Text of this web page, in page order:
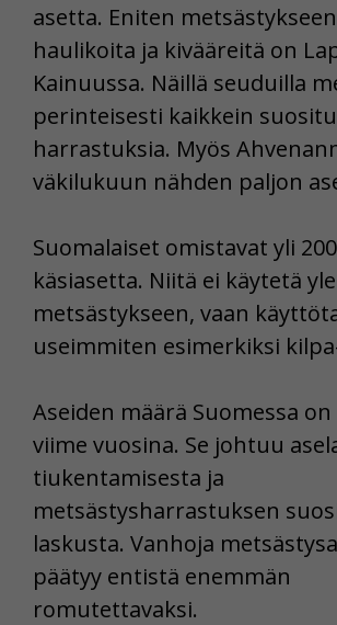
asetta. Eniten
haulikoita ja kivääreitä on
Kainuussa. Näillä seuduilla
perinteisesti kaikkein
harrastuksia. Myös
väkilukuun nähden paljon
Suomalaiset omistavat yli
käsiasetta. Niitä ei käytetä
metsästykseen, vaan
useimmiten esimerkiksi
Aseiden määrä Suomessa
viime vuosina. Se johtuu
tiukentamisesta ja
metsästysharrastuksen
laskusta. Vanhoja
päätyy entistä enemmän
romutettavaksi.